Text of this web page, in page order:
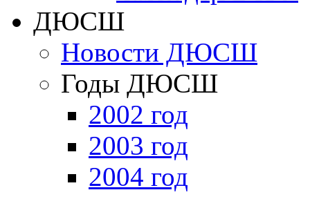
ДЮСШ
Новости ДЮСШ
Годы ДЮСШ
2002 год
2003 год
2004 год